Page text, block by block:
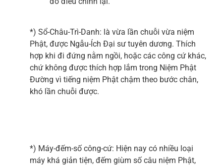
*) Sổ-Châu-Trì-Danh: là vừa lần chuỗi vừa niệm
Phật, được Ngẫu-Ích Đại sư tuyên dương. Thích
hợp khi đi đứng nằm ngồi, hoặc các công cứ khác,
chứ không được thích hợp lắm trong Niệm Phật
Đường vì tiếng niệm Phật chậm theo bước chân,
khó lần chuỗi được.
*) Máy-đếm-số công-cứ: Hiện nay có nhiều loại
máy khá giản tiện, đếm giùm số câu niệm Phật,